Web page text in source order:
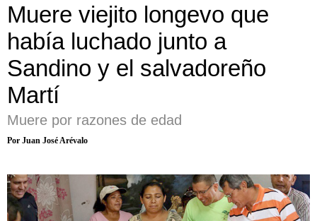
Muere viejito longevo que
había luchado junto a
Sandino y el salvadoreño
Martí
Muere por razones de edad
Por Juan José Arévalo